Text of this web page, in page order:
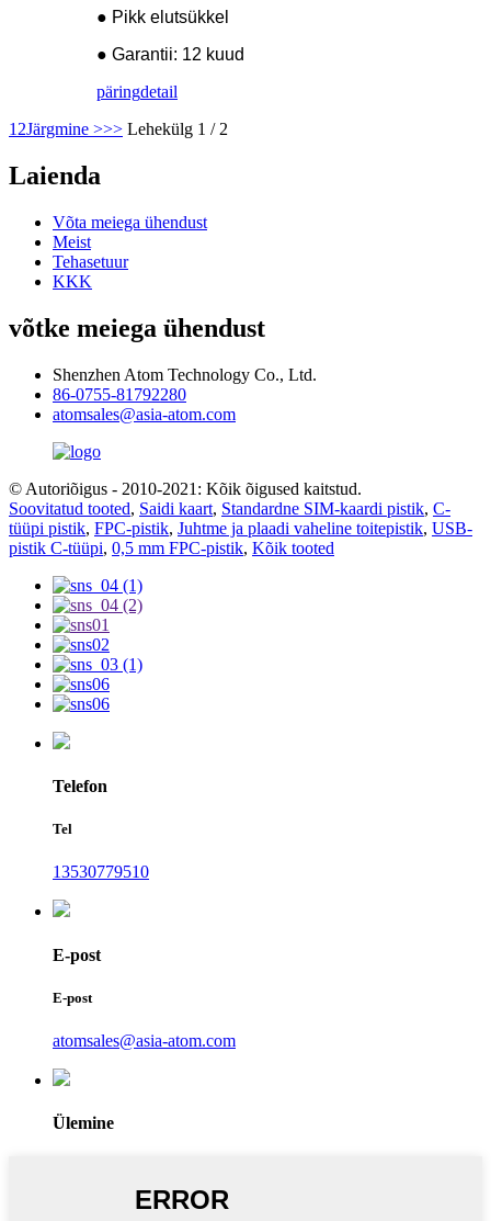
● Pikk elutsükkel
● Garantii: 12 kuud
päringdetail
1 2Järgmine >>> Lehekülg 1 / 2
Laienda
Võta meiega ühendust
Meist
Tehasetuur
KKK
võtke meiega ühendust
Shenzhen Atom Technology Co., Ltd.
86-0755-81792280
atomsales@asia-atom.com
© Autoriõigus - 2010-2021: Kõik õigused kaitstud.
Soovitatud tooted, Saidi kaart, Standardne SIM-kaardi pistik, C-
tüüpi pistik, FPC-pistik, Juhtme ja plaadi vaheline toitepistik, USB-
pistik C-tüüpi, 0,5 mm FPC-pistik, Kõik tooted
Telefon
Tel
13530779510
E-post
E-post
atomsales@asia-atom.com
Ülemine